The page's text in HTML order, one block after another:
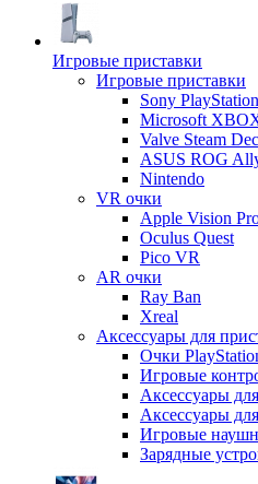
Игровые приставки
Игровые приставки
Sony PlayStation
Microsoft
Valve Steam
ASUS ROG
Nintendo
VR очки
Apple Vision
Oculus Quest
Pico VR
AR очки
Ray Ban
Xreal
Аксессуары для
Очки
Игровые
Аксессуары
Аксессуары
Игровые
Зарядные